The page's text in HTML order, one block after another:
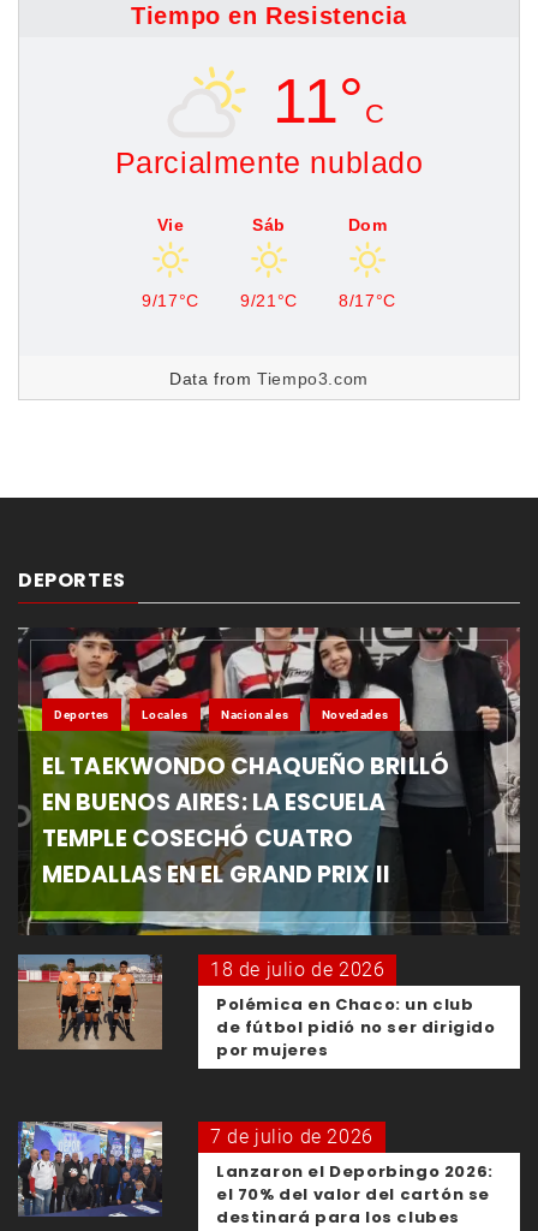
Tiempo en Resistencia
11° C
Parcialmente nublado
Vie
9/17°C
Sáb
9/21°C
Dom
8/17°C
Data fromTiempo3.com
DEPORTES
Deportes Locales Nacionales Novedades
EL TAEKWONDO CHAQUEÑO BRILLÓ
EN BUENOS AIRES: LA ESCUELA
TEMPLE COSECHÓ CUATRO
MEDALLAS EN EL GRAND PRIX II
18 de julio de 2026
Polémica en Chaco: un club
de fútbol pidió no ser dirigido
por mujeres
7 de julio de 2026
Lanzaron el Deporbingo 2026:
el 70% del valor del cartón se
destinará para los clubes